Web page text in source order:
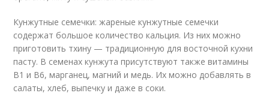
Кунжутные семечки: жареные кунжутные семечки
содержат большое количество кальция. Из них можно
приготовить тхину — традиционную для восточной кухни
пасту. В семенах кунжута присутствуют также витамины
В1 и В6, марганец, магний и медь. Их можно добавлять в
салаты, хлеб, выпечку и даже в соки.